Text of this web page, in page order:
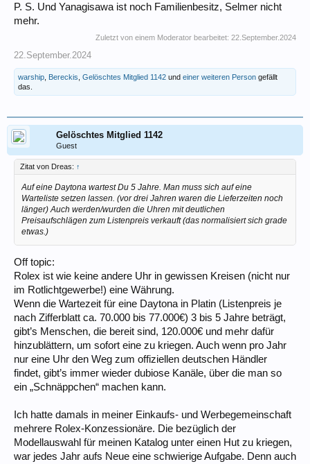
P. S. Und Yanagisawa ist noch Familienbesitz, Selmer nicht
mehr.
Zuletzt von einem Moderator bearbeitet: 22.September.2024
22.September.2024
warship Bereckis Gelöschtes Mitglied 1142 und einer weiteren Person gefällt
das.
Gelöschtes Mitglied 1142
Guest
Zitat von Dreas: ↑
Auf eine Daytona wartest Du 5 Jahre. Man muss sich auf eine
Warteliste setzen lassen. (vor drei Jahren waren die Lieferzeiten noch
länger) Auch werden/wurden die Uhren mit deutlichen
Preisaufschlägen zum Listenpreis verkauft (das normalisiert sich grade
etwas.)
Off topic:
Rolex ist wie keine andere Uhr in gewissen Kreisen (nicht nur
im Rotlichtgewerbe!) eine Währung.
Wenn die Wartezeit für eine Daytona in Platin (Listenpreis je
nach Zifferblatt ca. 70.000 bis 77.000€) 3 bis 5 Jahre beträgt,
gibt’s Menschen, die bereit sind, 120.000€ und mehr dafür
hinzublättern, um sofort eine zu kriegen. Auch wenn pro Jahr
nur eine Uhr den Weg zum offiziellen deutschen Händler
findet, gibt’s immer wieder dubiose Kanäle, über die man so
ein „Schnäppchen“ machen kann.
Ich hatte damals in meiner Einkaufs- und Werbegemeinschaft
mehrere Rolex-Konzessionäre. Die bezüglich der
Modellauswahl für meinen Katalog unter einen Hut zu kriegen,
war jedes Jahr aufs Neue eine schwierige Aufgabe. Denn auch